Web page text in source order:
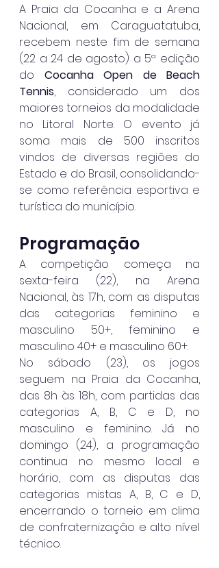
A Praia da Cocanha e a Arena
Nacional, em Caraguatatuba,
recebem neste fim de semana
(22 a 24 de agosto) a 5ª edição
do Cocanha Open de Beach
Tennis, considerado um dos
maiores torneios da modalidade
no Litoral Norte. O evento já
soma mais de 500 inscritos
vindos de diversas regiões do
Estado e do Brasil, consolidando-
se como referência esportiva e
turística do município.
Programação
A competição começa na
sexta-feira (22), na Arena
Nacional, às 17h, com as disputas
das categorias feminino e
masculino 50+, feminino e
masculino 40+ e masculino 60+.
No sábado (23), os jogos
seguem na Praia da Cocanha,
das 8h às 18h, com partidas das
categorias A, B, C e D, no
masculino e feminino. Já no
domingo (24), a programação
continua no mesmo local e
horário, com as disputas das
categorias mistas A, B, C e D,
encerrando o torneio em clima
de confraternização e alto nível
técnico.